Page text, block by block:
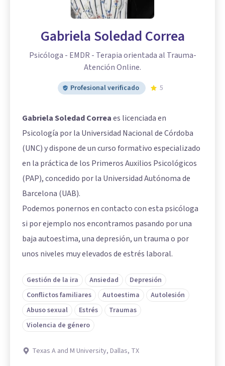
Gabriela Soledad Correa
Psicóloga - EMDR - Terapia orientada al Trauma-
Atención Online.
Profesional verificado 5
Gabriela Soledad Correaes licenciada en
Psicología por la Universidad Nacional de Córdoba
(UNC) y dispone de un curso formativo especializado
en la práctica de los Primeros Auxilios Psicológicos
(PAP), concedido por la Universidad Autónoma de
Barcelona (UAB).
Podemos ponernos en contacto con esta psicóloga
si por ejemplo nos encontramos pasando por una
baja autoestima, una depresión, un trauma o por
unos niveles muy elevados de estrés laboral.
Gestión de la ira Ansiedad
Depresión
Conflictos familiares
Autoestima
Autolesión
Abuso sexual
Estrés
Traumas
Violencia de género
Texas A and M University, Dallas, TX